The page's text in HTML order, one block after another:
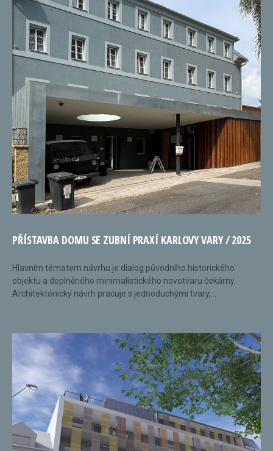
PŘÍSTAVBA DOMU SE ZUBNÍ PRAXÍ KARLOVY VARY / 2025
Hlavním tématem návrhu je dialog původního historického
objektu a doplněného minimalistického novotvaru čekárny.
Architektonický návrh pracuje s jednoduchými tvary,...